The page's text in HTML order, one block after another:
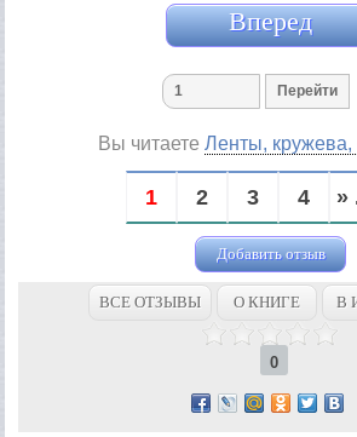
Вперед
Вы читаетеЛенты, кружева,
1 2 3 4 »
Добавить отзыв
ВСЕ ОТЗЫВЫ О КНИГЕ В
0